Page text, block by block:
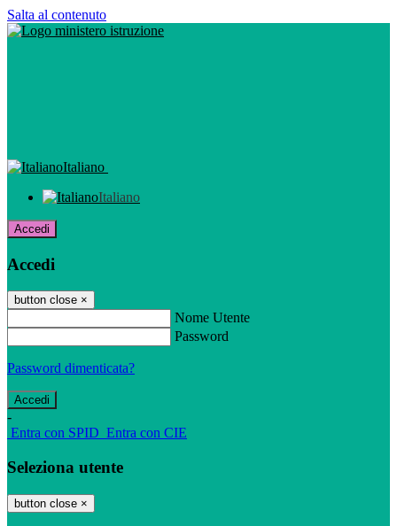
Salta al contenuto
Italiano
Italiano
Accedi
Accedi
button close ×
Nome Utente
Password
Password dimenticata?
-
Entra con SPID Entra con CIE
Seleziona utente
button close ×